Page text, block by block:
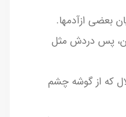
بعضی ازآدمها.
پس دردش مثل
که از گوشه چشم